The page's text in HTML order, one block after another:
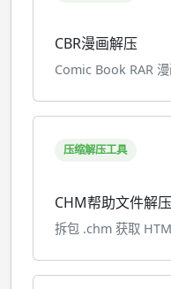
CBR漫画解压
Comic Book RAR
压缩解压工具
CHM帮助文件解压
拆包 .chm 获取